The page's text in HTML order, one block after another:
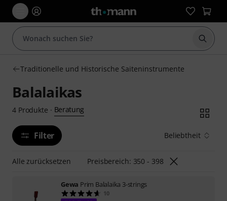
Suche
Traditionelle und Historische Saiteninstrumente
Balalaikas
4 Produkte · Beratung
Filter Beliebtheit
Alle zurücksetzen Preisbereich: 350 - 398
Gewa Prim Balalaika 3-strings
10